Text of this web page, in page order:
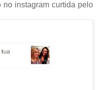
no instagram curtida pelo